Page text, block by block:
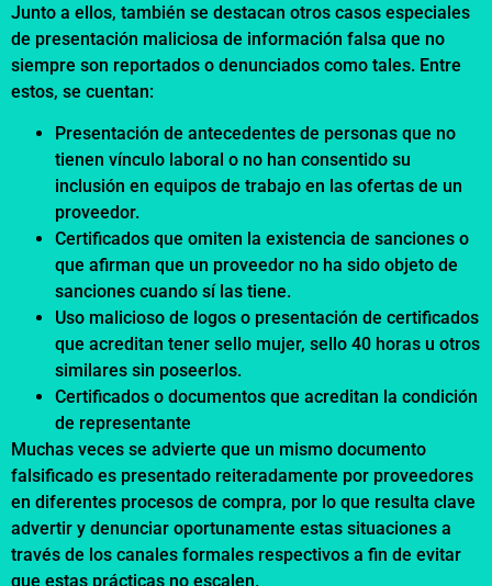
Junto a ellos, también se destacan otros casos especiales
de presentación maliciosa de información falsa que no
siempre son reportados o denunciados como tales. Entre
estos, se cuentan:
Presentación de antecedentes de personas que no
tienen vínculo laboral o no han consentido su
inclusión en equipos de trabajo en las ofertas de un
proveedor.
Certificados que omiten la existencia de sanciones o
que afirman que un proveedor no ha sido objeto de
sanciones cuando sí las tiene.
Uso malicioso de logos o presentación de certificados
que acreditan tener sello mujer, sello 40 horas u otros
similares sin poseerlos.
Certificados o documentos que acreditan la condición
de representante
Muchas veces se advierte que un mismo documento
falsificado es presentado reiteradamente por proveedores
en diferentes procesos de compra, por lo que resulta clave
advertir y denunciar oportunamente estas situaciones a
través de los canales formales respectivos a fin de evitar
que estas prácticas no escalen.